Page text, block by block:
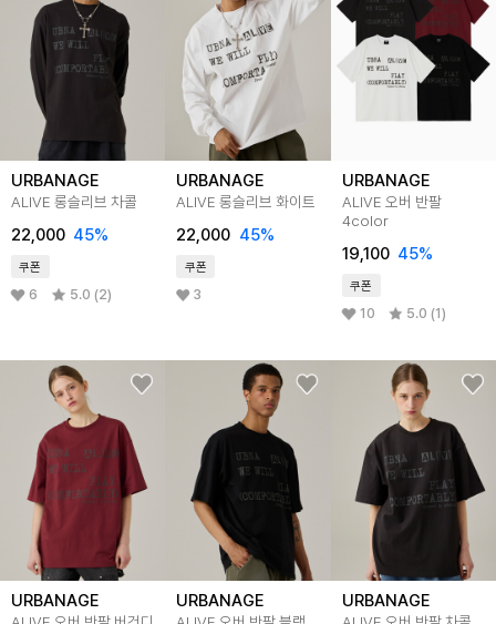
URBANAGE
ALIVE 롱슬리브 차콜
22,000 45%
쿠폰
6 5.0 (2)
URBANAGE
ALIVE 롱슬리브 화이트
22,000 45%
쿠폰
3
URBANAGE
ALIVE 오버 반팔
4color
19,100 45%
쿠폰
10 5.0 (1)
URBANAGE URBANAGE URBANAGE